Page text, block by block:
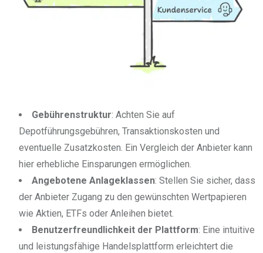
Gebührenstruktur: Achten Sie auf
Depotführungsgebühren, Transaktionskosten und
eventuelle Zusatzkosten. Ein Vergleich der Anbieter kann
hier erhebliche Einsparungen ermöglichen.
Angebotene Anlageklassen: Stellen Sie sicher, dass
der Anbieter Zugang zu den gewünschten Wertpapieren
wie Aktien, ETFs oder Anleihen bietet.
Benutzerfreundlichkeit der Plattform: Eine intuitive
und leistungsfähige Handelsplattform erleichtert die